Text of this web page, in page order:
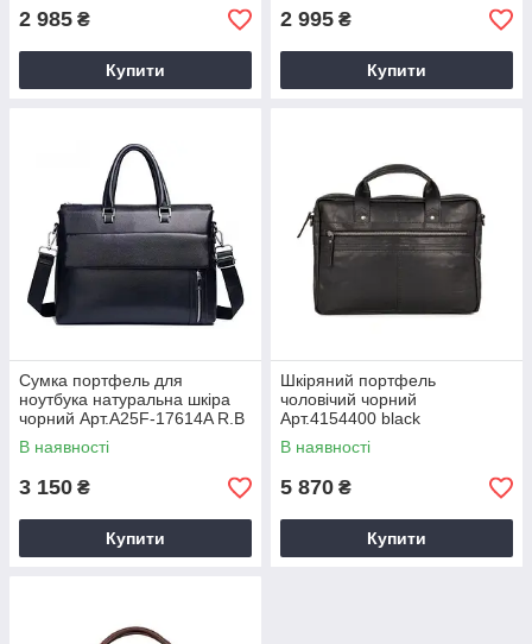
2 985 ₴
Купити
2 995 ₴
Купити
Сумка портфель для
ноутбука натуральна шкіра
чорний Арт.A25F-17614A R.B
(Китай)
В наявності
3 150 ₴
Купити
Шкіряний портфель
чоловічий чорний
Арт.4154400 black
Spikes&Sparrow Голландія
В наявності
5 870 ₴
Купити